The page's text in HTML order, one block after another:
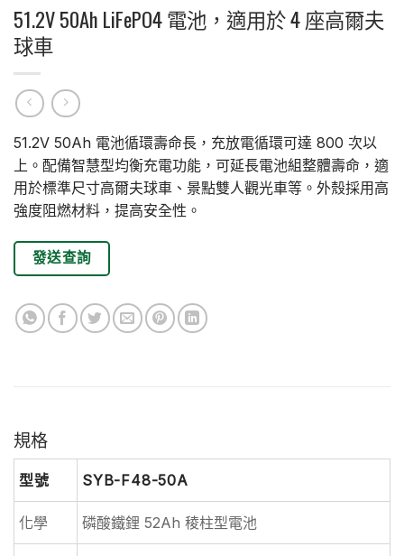
51.2V 50Ah LiFePO4 電池，適用於 4 座高爾夫
球車
51.2V 50Ah 電池循環壽命長，充放電循環可達 800 次以
上。配備智慧型均衡充電功能，可延長電池組整體壽命，適
用於標準尺寸高爾夫球車、景點雙人觀光車等。外殼採用高
強度阻燃材料，提高安全性。
發送查詢
規格
型號 SYB-F48-50A
化學 磷酸鐵鋰 52Ah 稜柱型電池